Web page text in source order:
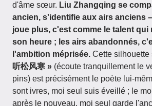
d'âme sœur. Liu Zhangqing se
ancien, s'identifie aux airs anciens
joue plus, c'est comme le talent qui
son heure ; les airs abandonnés,
l'ambition méprisée. Cette silhouette
听松风寒 » (écoute tranquillement le
pins) est précisément le poète lui-
sont ivres, moi seul suis éveillé ; le
après le nouveau, moi seul garde